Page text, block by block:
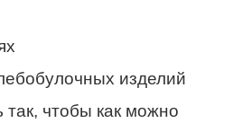
изделий
так, чтобы как можно